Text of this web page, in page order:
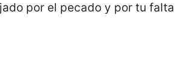
por el pecado y por tu falta